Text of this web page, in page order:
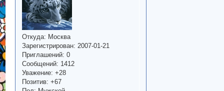
Откуда: Москва
Зарегистрирован: 2007-01-21
Приглашений: 0
Сообщений: 1412
Уважение: +28
Позитив: +67